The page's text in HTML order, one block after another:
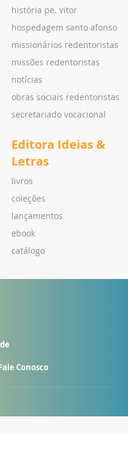
história pe. vitor
hospedagem santo afonso
missionários redentoristas
missões redentoristas
notícias
obras sociais redentoristas
secretariado vocacional
Editora Ideias &
Letras
livros
coleções
lançamentos
ebook
catálogo
Conosco